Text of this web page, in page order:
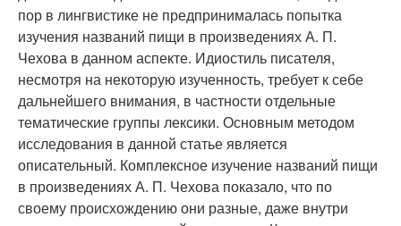
пор в лингвистике не предпринималась попытка
изучения названий пищи в произведениях А. П.
Чехова в данном аспекте. Идиостиль писателя,
несмотря на некоторую изученность, требует к себе
дальнейшего внимания, в частности отдельные
тематические группы лексики. Основным методом
исследования в данной статье является
описательный. Комплексное изучение названий пищи
в произведениях А. П. Чехова показало, что по
своему происхождению они разные, даже внутри